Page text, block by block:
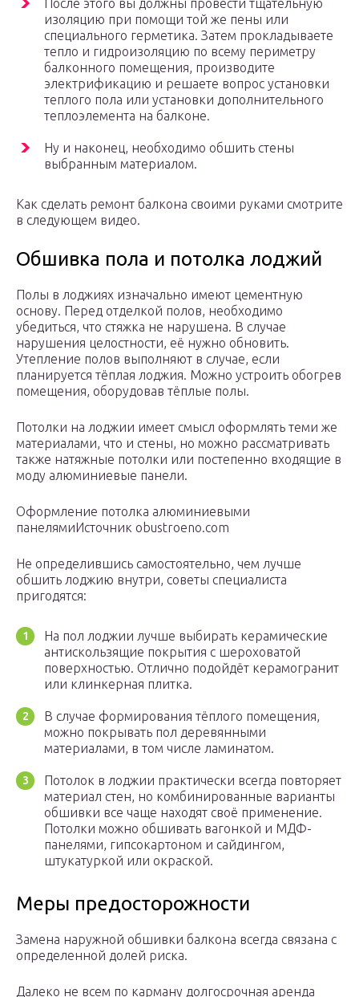
После этого вы должны провести тщательную
изоляцию при помощи той же пены или
специального герметика. Затем прокладываете
тепло и гидроизоляцию по всему периметру
балконного помещения, производите
электрификацию и решаете вопрос установки
теплого пола или установки дополнительного
теплоэлемента на балконе.
Ну и наконец, необходимо обшить стены
выбранным материалом.
Как сделать ремонт балкона своими руками смотрите
в следующем видео.
Обшивка пола и потолка лоджий
Полы в лоджиях изначально имеют цементную
основу. Перед отделкой полов, необходимо
убедиться, что стяжка не нарушена. В случае
нарушения целостности, её нужно обновить.
Утепление полов выполняют в случае, если
планируется тёплая лоджия. Можно устроить обогрев
помещения, оборудовав тёплые полы.
Потолки на лоджии имеет смысл оформлять теми же
материалами, что и стены, но можно рассматривать
также натяжные потолки или постепенно входящие в
моду алюминиевые панели.
Оформление потолка алюминиевыми
панелямиИсточник obustroeno.com
Не определившись самостоятельно, чем лучше
обшить лоджию внутри, советы специалиста
пригодятся:
На пол лоджии лучше выбирать керамические
антискользящие покрытия с шероховатой
поверхностью. Отлично подойдёт керамогранит
или клинкерная плитка.
В случае формирования тёплого помещения,
можно покрывать пол деревянными
материалами, в том числе ламинатом.
Потолок в лоджии практически всегда повторяет
материал стен, но комбинированные варианты
обшивки все чаще находят своё применение.
Потолки можно обшивать вагонкой и МДФ-
панелями, гипсокартоном и сайдингом,
штукатуркой или окраской.
Меры предосторожности
Замена наружной обшивки балкона всегда связана с
определенной долей риска.
Далеко не всем по карману долгосрочная аренда